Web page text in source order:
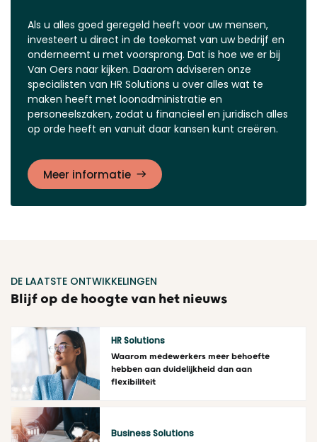
Als u alles goed geregeld heeft voor uw mensen,
investeert u direct in de toekomst van uw bedrijf en
onderneemt u met voorsprong. Dat is hoe we er bij
Van Oers naar kijken. Daarom adviseren onze
specialisten van HR Solutions u over alles wat te
maken heeft met loonadministratie en
personeelszaken, zodat u financieel en juridisch alles
op orde heeft en vanuit daar kansen kunt creëren.
Meer informatie
DE LAATSTE ONTWIKKELINGEN
Blijf op de hoogte van het nieuws
Lees meer
HR Solutions
Waarom medewerkers meer behoefte
hebben aan duidelijkheid dan aan
flexibiliteit
Business Solutions